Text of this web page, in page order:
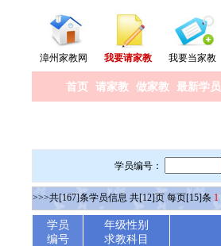
漳州家教网 我要请家教 我要当家教
首页 请家教 做家教 最新学员
学员编号：
>>>共[167]条学员信息 共[12]页 每页[15]条 1
学员
编号
年级性别
求教科目